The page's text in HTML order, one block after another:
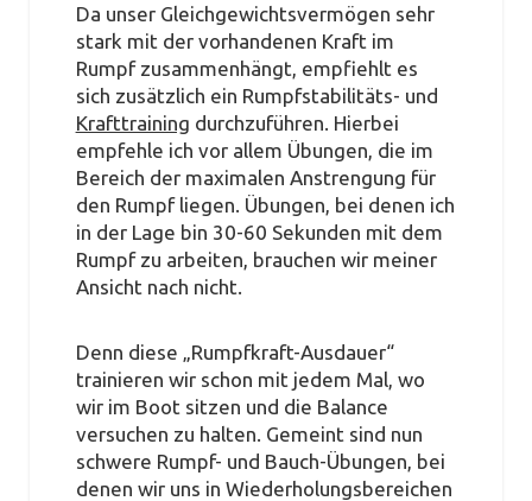
Da unser Gleichgewichtsvermögen sehr
stark mit der vorhandenen Kraft im
Rumpf zusammenhängt, empfiehlt es
sich zusätzlich ein Rumpfstabilitäts- und
Krafttraining durchzuführen. Hierbei
empfehle ich vor allem Übungen, die im
Bereich der maximalen Anstrengung für
den Rumpf liegen. Übungen, bei denen ich
in der Lage bin 30-60 Sekunden mit dem
Rumpf zu arbeiten, brauchen wir meiner
Ansicht nach nicht.
Denn diese „Rumpfkraft-Ausdauer“
trainieren wir schon mit jedem Mal, wo
wir im Boot sitzen und die Balance
versuchen zu halten. Gemeint sind nun
schwere Rumpf- und Bauch-Übungen, bei
denen wir uns in Wiederholungsbereichen